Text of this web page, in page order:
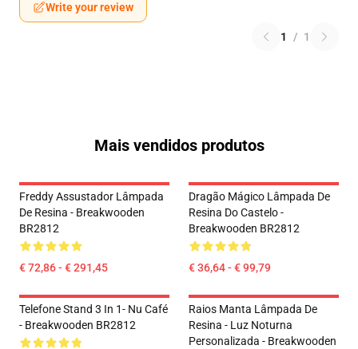
Write your review
1 / 1
Mais vendidos produtos
Freddy Assustador Lâmpada
De Resina - Breakwooden
BR2812
€ 72,86 - € 291,45
Dragão Mágico Lâmpada De
Resina Do Castelo -
Breakwooden BR2812
€ 36,64 - € 99,79
Telefone Stand 3 In 1- Nu Café
- Breakwooden BR2812
Raios Manta Lâmpada De
Resina - Luz Noturna
Personalizada - Breakwooden